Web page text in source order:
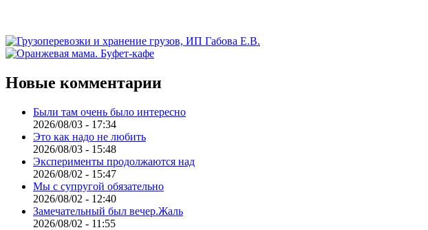
Новые комментарии
Были там очень было интересно
2026/08/03 - 17:34
Это как надо не любить
2026/08/03 - 15:48
Эксперименты продолжаются над
2026/08/02 - 15:47
Мы с супругой обязательно
2026/08/02 - 12:40
Замечательный был вечер.Жаль
2026/08/02 - 11:55